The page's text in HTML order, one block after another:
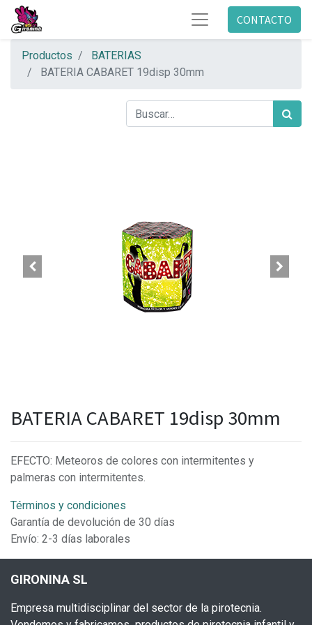
CONTACTO
Productos
BATERIAS
BATERIA CABARET 19disp 30mm
BATERIA CABARET 19disp 30mm
EFECTO: Meteoros de colores con intermitentes y
palmeras con intermitentes.
Términos y condiciones
Garantía de devolución de 30 días
Envío: 2-3 días laborales
GIRONINA SL
Empresa multidisciplinar del sector de la pirotecnia.